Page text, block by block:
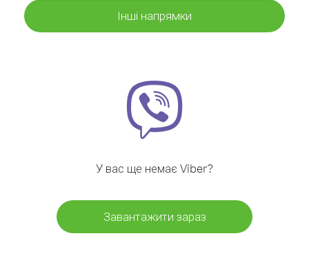
Інші напрямки
У вас ще немає Viber?
Завантажити зараз